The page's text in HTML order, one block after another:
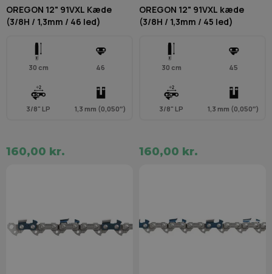
OREGON 12" 91VXL Kæde
(3/8H / 1,3mm / 46 led)
30 cm 46
3/8" LP 1,3 mm (0,050″)
160,00 kr.
OREGON 12" 91VXL kæde
(3/8H / 1,3mm / 45 led)
30 cm 45
3/8" LP 1,3 mm (0,050″)
160,00 kr.